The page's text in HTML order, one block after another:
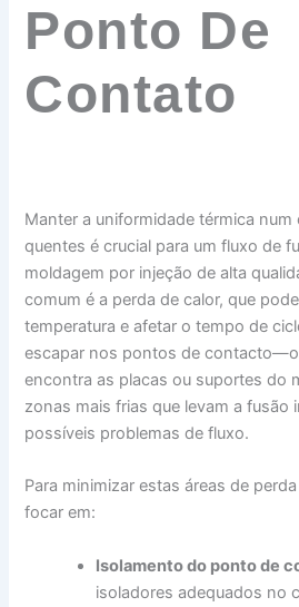
Ponto De
Contato
Manter a uniformidade térmica num
quentes é crucial para um fluxo de
moldagem por injeção de alta
comum é a perda de calor, que
temperatura e afetar o tempo de
escapar nos pontos de
encontra as placas ou suportes do
zonas mais frias que levam a fusão
possíveis problemas de fluxo.
Para minimizar estas áreas de
focar em:
Isolamento do ponto de
isoladores adequados no